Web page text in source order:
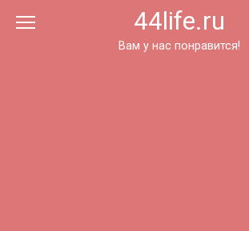
44life.ru
Вам у нас понравится!